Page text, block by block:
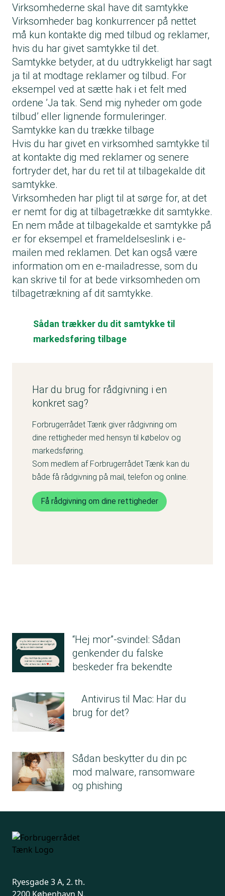
Virksomhederne skal have dit samtykke
Virksomheder bag konkurrencer på nettet
må kun kontakte dig med tilbud og reklamer,
hvis du har givet samtykke til det.
Samtykke betyder, at du udtrykkeligt har sagt
ja til at modtage reklamer og tilbud. For
eksempel ved at sætte hak i et felt med
ordene ’Ja tak. Send mig nyheder om gode
tilbud’ eller lignende formuleringer.
Samtykke kan du trække tilbage
Hvis du har givet en virksomhed samtykke til
at kontakte dig med reklamer og senere
fortryder det, har du ret til at tilbagekalde dit
samtykke.
Virksomheden har pligt til at sørge for, at det
er nemt for dig at tilbagetrække dit samtykke.
En nem måde at tilbagekalde et samtykke på
er for eksempel et frameldelseslink i e-
mailen med reklamen. Det kan også være
information om en e-mailadresse, som du
kan skrive til for at bede virksomheden om
tilbagetrækning af dit samtykke.
Sådan trækker du dit samtykke til
markedsføring tilbage
Har du brug for rådgivning i en
konkret sag?
Forbrugerrådet Tænk giver rådgivning om
dine rettigheder med hensyn til købelov og
markedsføring.
Som medlem af Forbrugerrådet Tænk kan du
både få rådgivning på mail, telefon og online.
Få rådgivning om dine rettigheder
“Hej mor”-svindel: Sådan
genkender du falske
beskeder fra bekendte
Antivirus til Mac: Har du
brug for det?
Sådan beskytter du din pc
mod malware, ransomware
og phishing
Ryesgade 3 A, 2. th.
2200 København N.